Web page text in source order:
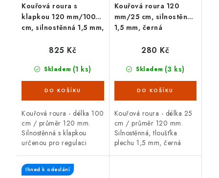
Kouřová roura s
klapkou 120 mm/100
cm, silnostěnná 1,5 mm,
Skladem (1 ks)
825 Kč
Kouřová roura - délka 100
cm / průměr 120 mm.
Silnostěnná s klapkou
určenou pro regulaci
tahu, tloušťka plechu 1,5
mm, černá barva. Kouřová
Kouřová roura 120
mm/25 cm, silnostěnná
1,5 mm, černá
Skladem (3 ks)
280 Kč
Kouřová roura - délka 25
cm / průměr 120 mm.
Silnostěnná, tloušťka
plechu 1,5 mm, černá
Ihned k odeslání